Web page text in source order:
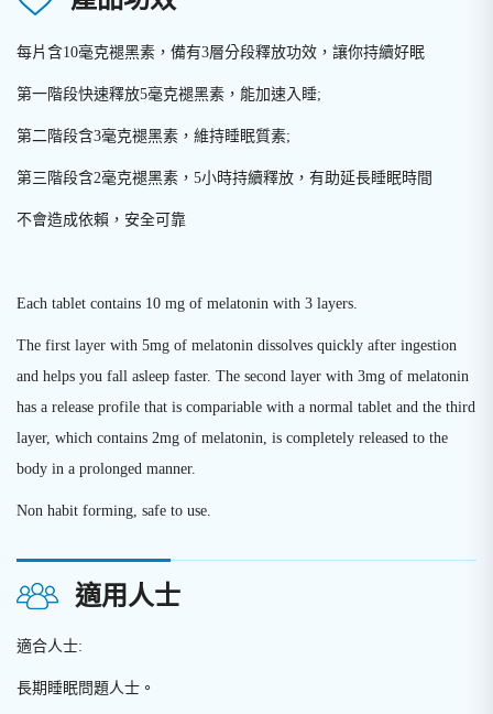
每片含10毫克褪黑素，備有3層分段釋放功效，讓你持續好眠
第一階段快速釋放5毫克褪黑素，能加速入睡;
第二階段含3毫克褪黑素，維持睡眠質素;
第三階段含2毫克褪黑素，5小時持續釋放，有助延長睡眠時間
不會造成依賴，安全可靠
Each tablet contains 10 mg of melatonin with 3 layers.
The first layer with 5mg of melatonin dissolves quickly after ingestion
and helps you fall asleep faster. The second layer with 3mg of melatonin
has a release profile that is compariable with a normal tablet and the third
layer, which contains 2mg of melatonin, is completely released to the
body in a prolonged manner.
Non habit forming, safe to use.
適用人士
適合人士:
長期睡眠問題人士 。